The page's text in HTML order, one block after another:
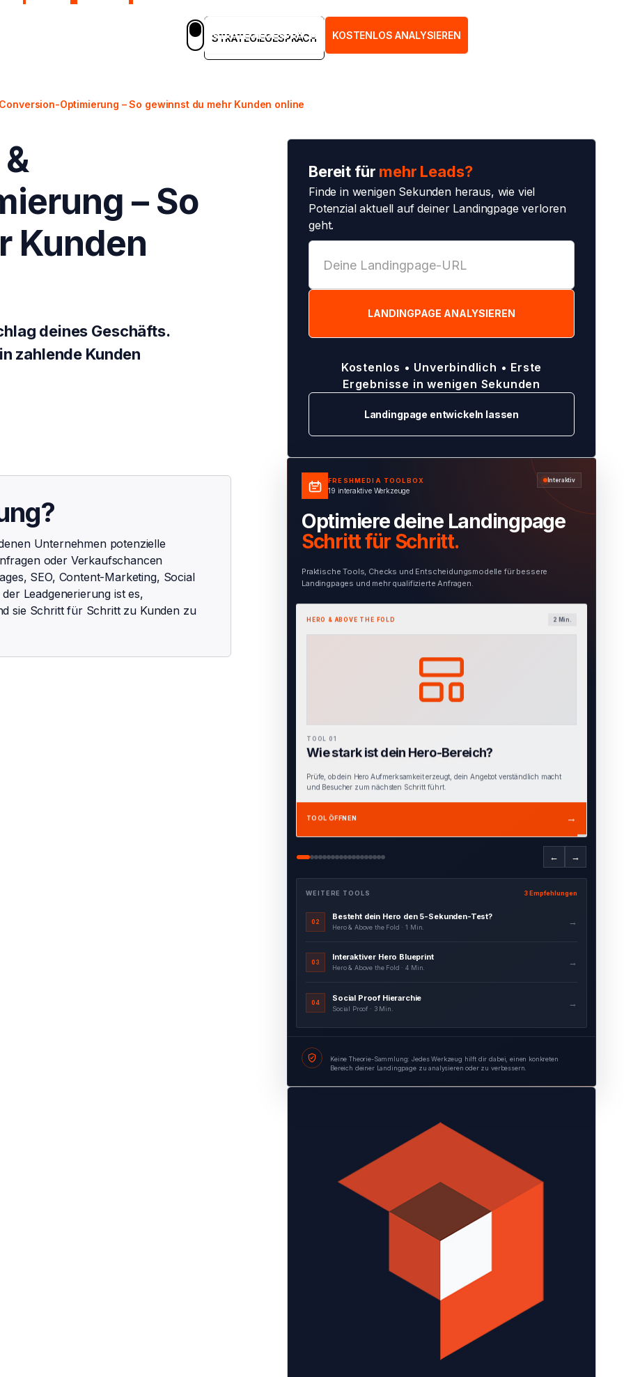
STRATEGIEGESPRÄCH
STRATEGIEGESPRÄCH KOSTENLOS ANALYSIEREN
Optimierung – So gewinnst du mehr Kunden online
– So
Kunden
deines Geschäfts.
zahlende Kunden
Unternehmen potenzielle
oder Verkaufschancen
SEO, Content-Marketing, Social
Leadgenerierung ist es,
sie Schritt für Schritt zu Kunden zu
Bereit für mehr Leads?
Finde in wenigen Sekunden heraus, wie viel
Potenzial aktuell auf deiner Landingpage verloren
geht.
Kostenlos • Unverbindlich • Erste
Ergebnisse in wenigen Sekunden
Landingpage entwickeln lassen
FRESHMEDIA TOOLBOX
19 interaktive Werkzeuge
Interaktiv
Optimiere deine Landingpage
Schritt für Schritt.
Praktische Tools, Checks und Entscheidungsmodelle für bessere
Landingpages und mehr qualifizierte Anfragen.
HERO & ABOVE THE FOLD 1 Min.
TOOL 02
Besteht dein Hero den 5-Sekunden-Test?
Finde heraus, ob Besucher innerhalb weniger Sekunden verstehen, für wen dein
Angebot gedacht ist und welchen Nutzen es bietet.
TOOL ÖFFNEN →
← →
WEITERE TOOLS 3 Empfehlungen
03
Interaktiver Hero Blueprint
Hero & Above the Fold · 4 Min.
→
04
Social Proof Hierarchie
Social Proof · 3 Min.
→
05
Formular Feld-für-Feld-Audit
Formularoptimierung · 4 Min.
→
Keine Theorie-Sammlung: Jedes Werkzeug hilft dir dabei, einen konkreten
Bereich deiner Landingpage zu analysieren oder zu verbessern.